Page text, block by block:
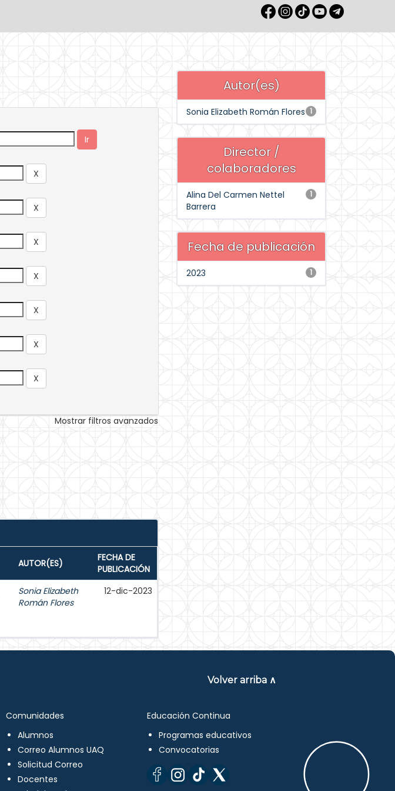
Mostrar filtros avanzados
AUTOR(ES)
FECHA DE
PUBLICACIÓN
Sonia Elizabeth
Román Flores
12-dic-2023
Autor(es)
1
Sonia Elizabeth Román Flores
Director /
colaboradores
1
Alina Del Carmen Nettel
Barrera
Fecha de publicación
1
2023
Volver arriba ∧
Comunidades
Alumnos
Correo Alumnos UAQ
Solicitud Correo
Docentes
Educación Continua
Programas educativos
Convocatorias